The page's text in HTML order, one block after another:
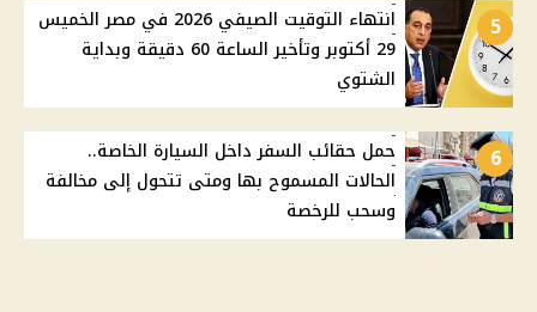
5
انتهاء التوقيت الصيفي 2026 في مصر الخميس
29 أكتوبر وتأخير الساعة 60 دقيقة وبداية
الشتوي
6
حمل حقائب السفر داخل السيارة الخاصة..
الحالات المسموح بها ومتى تتحول إلى مخالفة
وسحب للرخصة